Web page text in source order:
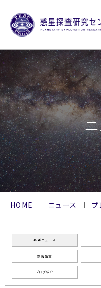
HOME ニュース プ
最新ニュース
新着論文
ブログ紹介